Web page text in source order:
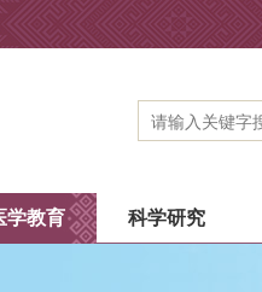
学教育 科学研究